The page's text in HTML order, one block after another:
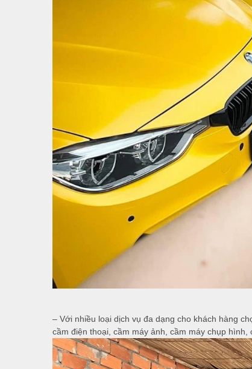
– Với nhiều loại dịch vụ đa dạng cho khách hàng
cầm điện thoại, cầm máy ảnh, cầm máy chụp hình,